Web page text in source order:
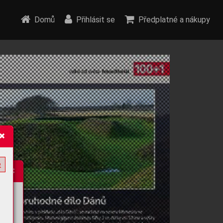
Domů Přihlásit se Předplatné a nákupy